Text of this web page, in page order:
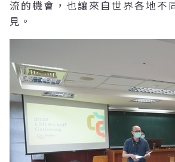
流的機會，也讓來自世界各地不
見。